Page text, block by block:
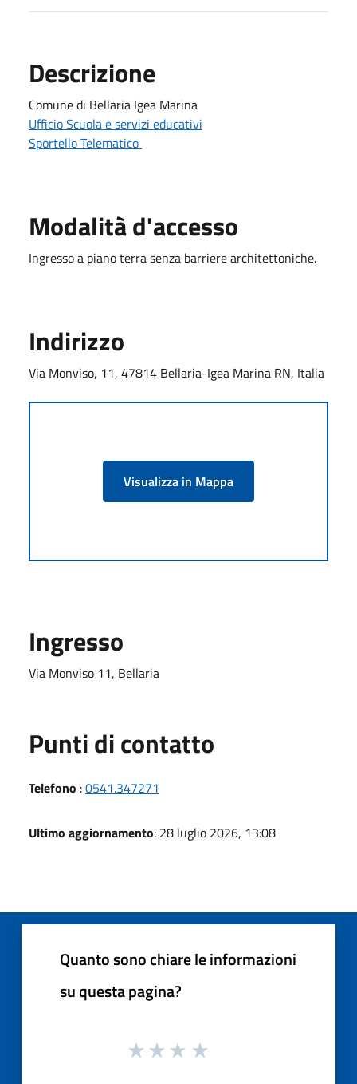
Descrizione
Comune di Bellaria Igea Marina
Ufficio Scuola e servizi educativi
Sportello Telematico
Modalità d'accesso
Ingresso a piano terra senza barriere architettoniche.
Indirizzo
Via Monviso, 11, 47814 Bellaria-Igea Marina RN, Italia
Visualizza in Mappa
Ingresso
Via Monviso 11, Bellaria
Punti di contatto
Telefono :0541.347271
Ultimo aggiornamento: 28 luglio 2026, 13:08
Quanto sono chiare le informazioni
su questa pagina?